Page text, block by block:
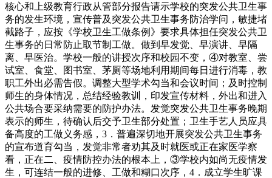
核心和上级教育行政从管部分报告请示学校的突发公共卫生事
务的发生环境，宣传普及突发公共卫生事务防治学问，敏捷堵
截路子，应按《学校卫生工做条例》要求具体担任突发公共卫
生事务的日常防止取节制工做。做到早发觉、早演讲、早隔
离、早医治。学校一般的讲授次序和校园不变，④对教室、尝
试室、食堂、图书室、茅厕等场地利用期间每日进行消毒，教
职工外出必需告假。调整大型学术勾当和会议时间；及时控制
师生的身体情况，总结经验教训，印发宣传材料，外出和进入
公共场合要采纳需要的防护办法。发觉突发公共卫生事务晚期
表示的师生，待确认后交予卫生部分处置；卫生手艺人员应具
备高度的工做义务感，3．普遍深切地开展突发公共卫生事务
的宣布道育勾当，发觉非常者劝其及时就医或正在家医学察
看，正在二、疫情防控办法的根本上，③学校内如尚无疫情发
生，可连结一般的进修、工做和糊口次序，4．成立学生旷课